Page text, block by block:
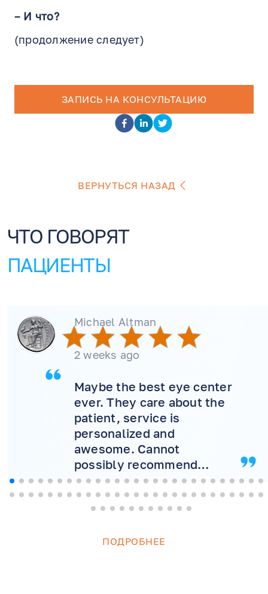
– И что?
(продолжение следует)
ЗАПИСЬ НА КОНСУЛЬТАЦИЮ
ВЕРНУТЬСЯ НАЗАД
ЧТО ГОВОРЯТ
ПАЦИЕНТЫ
ПОДРОБНЕЕ
Michael Altman
2 weeks ago
Maybe the best eye center
ever. They care about the
patient, service is
personalized and
awesome. Cannot
possibly recommend
more! Will never consider
another doctor.